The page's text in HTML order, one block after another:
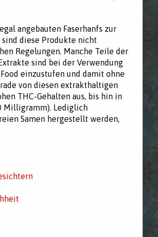
angebauten Faserhanfs zur
diese Produkte nicht
Regelungen. Manche Teile der
sind bei der Verwendung
einzustufen und damit ohne
von diesen extrakthaltigen
THC-Gehalten aus, bis hin in
Milligramm). Lediglich
Samen hergestellt werden,